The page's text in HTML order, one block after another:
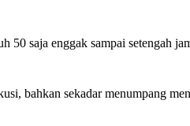
saja enggak sampai setengah
bahkan sekadar menumpang